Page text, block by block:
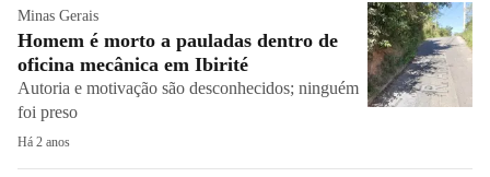
Minas Gerais
Homem é morto a pauladas dentro de
oficina mecânica em Ibirité
Autoria e motivação são desconhecidos; ninguém
foi preso
Há 2 anos